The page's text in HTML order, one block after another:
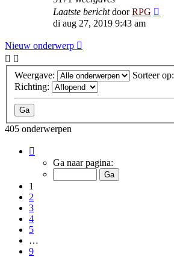
Laatste berichtdoorRPG
di aug 27, 2019 9:43 am
Nieuw onderwerp
Weergave:
Sorteer op:
Richting:
405 onderwerpen
van
Ga naar pagina:
1
2
3
4
5
…
9